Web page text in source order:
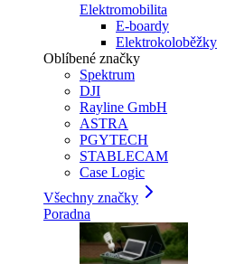
Elektromobilita
E-boardy
Elektrokoloběžky
Oblíbené značky
Spektrum
DJI
Rayline GmbH
ASTRA
PGYTECH
STABLECAM
Case Logic
Všechny značky
Poradna